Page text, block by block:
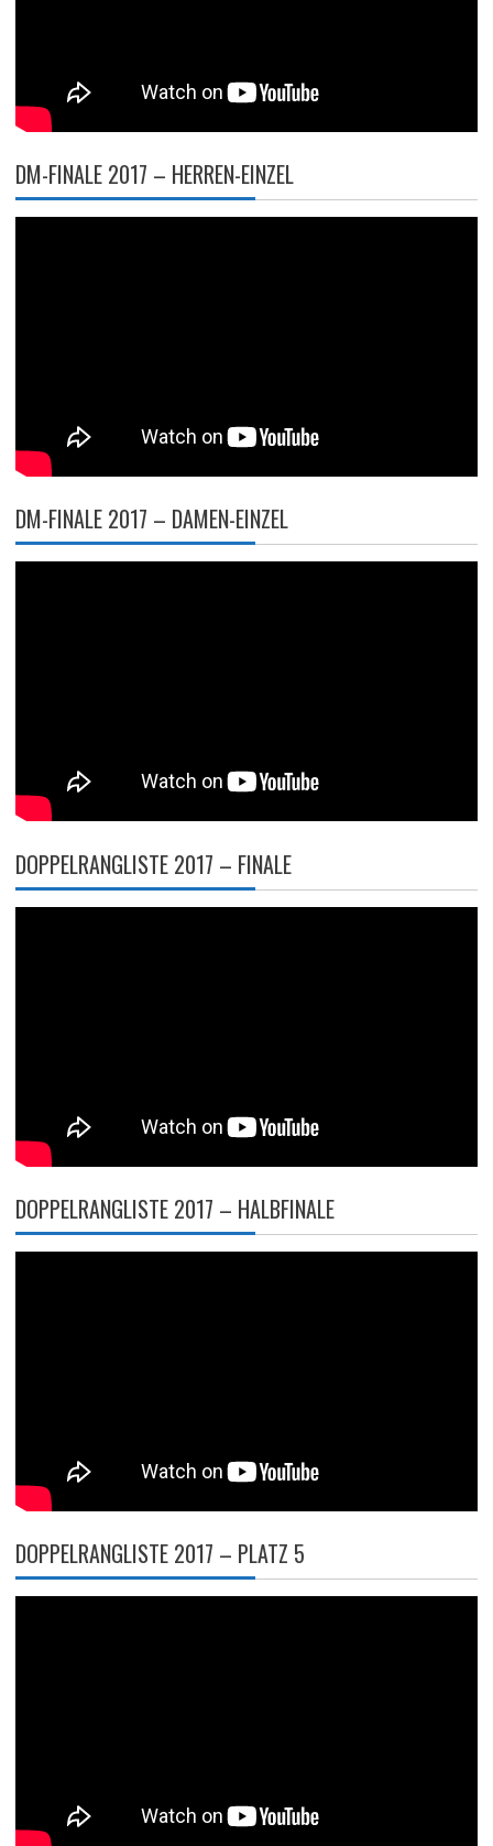
DM-FINALE 2017 – HERREN-EINZEL
DM-FINALE 2017 – DAMEN-EINZEL
DOPPELRANGLISTE 2017 – FINALE
DOPPELRANGLISTE 2017 – HALBFINALE
DOPPELRANGLISTE 2017 – PLATZ 5